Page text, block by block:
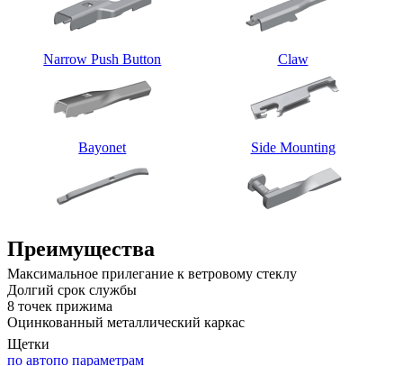
Narrow Push Button Claw
Bayonet Side Mounting
Преимущества
Максимальное прилегание к ветровому стеклу
Долгий срок службы
8 точек прижима
Оцинкованный металлический каркас
Щетки
по автопо параметрам